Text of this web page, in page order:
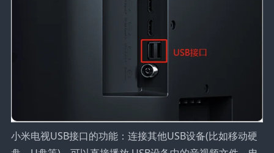
小米电视USB接口的功能：连接其他USB设备(比如移动硬